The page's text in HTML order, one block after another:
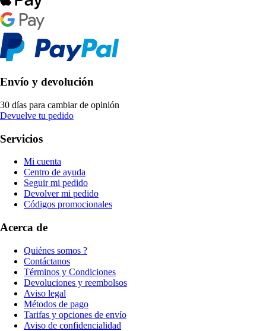
Envío y devolución
30 días para cambiar de opinión
Devuelve tu pedido
Servicios
Mi cuenta
Centro de ayuda
Seguir mi pedido
Devolver mi pedido
Códigos promocionales
Acerca de
Quiénes somos ?
Contáctanos
Términos y Condiciones
Devoluciones y reembolsos
Aviso legal
Métodos de pago
Tarifas y opciones de envío
Aviso de confidencialidad